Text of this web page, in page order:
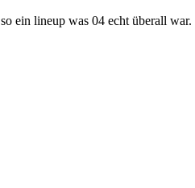
ein lineup was 04 echt überall